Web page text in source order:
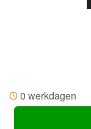
0 werkdagen